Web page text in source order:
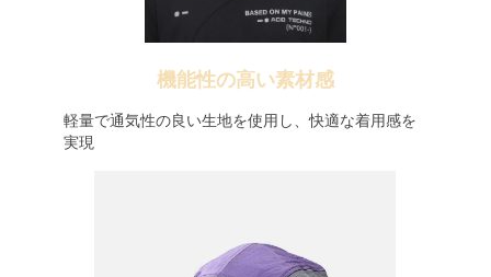
機能性の高い素材感
軽量で通気性の良い生地を使用し、快適な着用感を
実現